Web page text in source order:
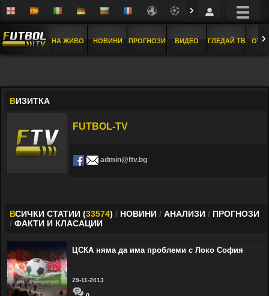
›
НА ЖИВО НОВИНИ ПРОГНОЗИ ВИДЕО ГЛЕДАЙ ТВ ›
ВИЗИТКА
FUTBOL-TV
admin@ftv.bg
ВСИЧКИ СТАТИИ (33574) / НОВИНИ / АНАЛИЗИ / ПРОГНОЗИ
/ ФАКТИ И КЛАСАЦИИ
ЦСКА няма да има проблеми с Локо София
29-11-2013